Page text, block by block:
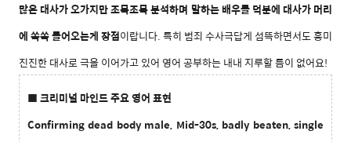
많은 대사가 오가지만 조목조목 분석하며 말하는 배우들 덕분에 대사가 머리
에 쏙쏙 들어오는게 장점이랍니다. 특히 범죄 수사극답게 섬뜩하면서도 흥미
진진한 대사로 극을 이어가고 있어 영어 공부하는 내내 지루할 틈이 없어요!
■ 크리미널 마인드주요 영어 표현
Confirming dead body male, Mid-30s, badly beaten, single